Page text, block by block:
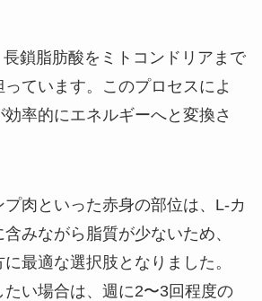
鎖脂肪酸をミトコンドリアまで
ています。このプロセスによ
効率的にエネルギーへと変換さ
肉といった赤身の部位は、L-カ
みながら脂質が少ないため、
最適な選択肢となりました。
たい場合は、週に2〜3回程度の